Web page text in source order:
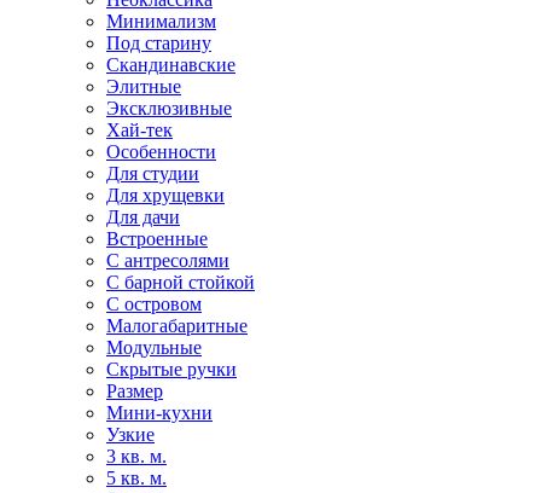
Минимализм
Под старину
Скандинавские
Элитные
Эксклюзивные
Хай-тек
Особенности
Для студии
Для хрущевки
Для дачи
Встроенные
С антресолями
С барной стойкой
С островом
Малогабаритные
Модульные
Скрытые ручки
Размер
Мини-кухни
Узкие
3 кв. м.
5 кв. м.